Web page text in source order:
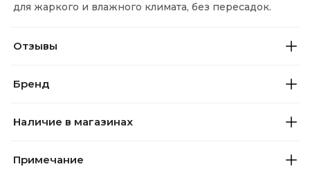
для жаркого и влажного климата, без пересадок.
Отзывы
Бренд
Наличие в магазинах
Примечание